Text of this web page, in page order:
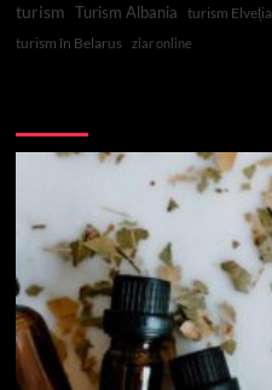
turism Turism Albania turism Elveția
turism în Belarus ziar online